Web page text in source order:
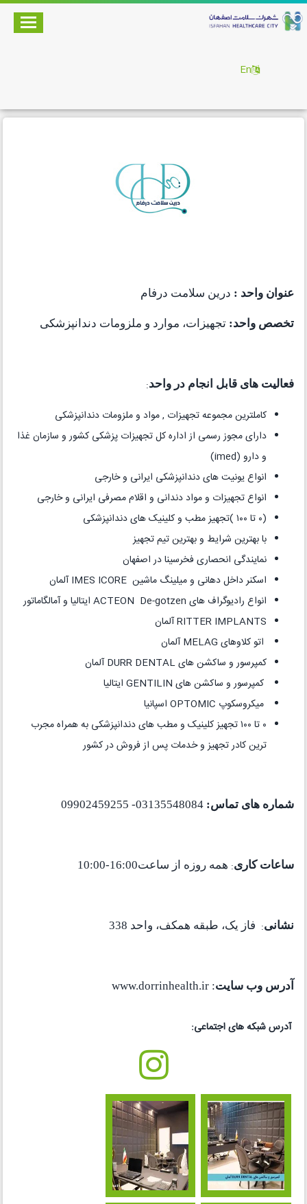
En
عنوان واحد : درین سلامت درفام
تخصص واحد: تجهیزات، موارد و ملزومات دندانپزشکی
فعالیت های قابل انجام در واحد:
کاملترین مجموعه تجهیزات , مواد و ملزومات دندانپزشکی
دارای مجوز رسمی از اداره کل تجهیزات پزشکی کشور و سازمان غذا
و دارو (imed)
انواع یونیت های دندانپزشکی ایرانی و خارجی
انواع تجهیزات و مواد دندانی و اقلام مصرفی ایرانی و خارجی
(۰ تا ۱۰۰ )تجهیز مطب و کلینیک های دندانپزشکی
با بهترین شرایط و بهترین تیم تجهیز
نمایندگی انحصاری فخرسینا در اصفهان
اسکنر داخل دهانی و میلینگ ماشین IMES ICORE آلمان
انواع رادیوگراف های ACTEON De-gotzen ایتالیا و آمالگاماتور
RITTER IMPLANTS آلمان
اتو کلاوهای MELAG آلمان
کمپرسور و ساکشن های DURR DENTAL آلمان
کمپرسور و ساکشن های GENTILIN ایتالیا
میکروسکوپ OPTOMIC اسپانیا
٠ تا ١٠٠ تجهیز کلینیک و مطب های دندانپزشکی به همراه مجرب
ترین کادر تجهیز و خدمات پس از فروش در کشور
شماره های تماس: 03135548084- 09902459255
ساعات کاری: همه روزه از ساعت16:00-10:00
نشانی: فاز یک، طبقه همکف، واحد 338
آدرس وب سایت: www.dorrinhealth.ir
آدرس شبکه های اجتماعی: